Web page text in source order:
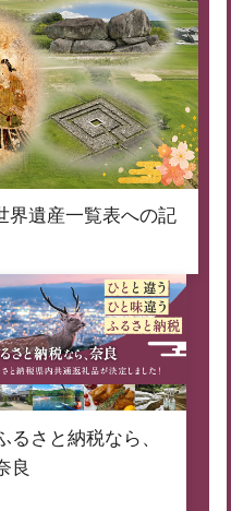
界遺産一覧表への記
るさと納税なら、
良